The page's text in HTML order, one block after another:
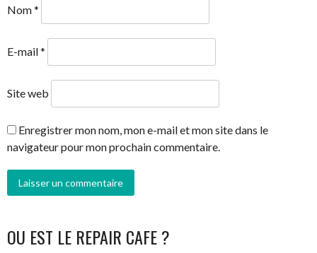
Nom*
E-mail*
Site web
Enregistrer mon nom, mon e-mail et mon site dans le
navigateur pour mon prochain commentaire.
OU EST LE REPAIR CAFE ?